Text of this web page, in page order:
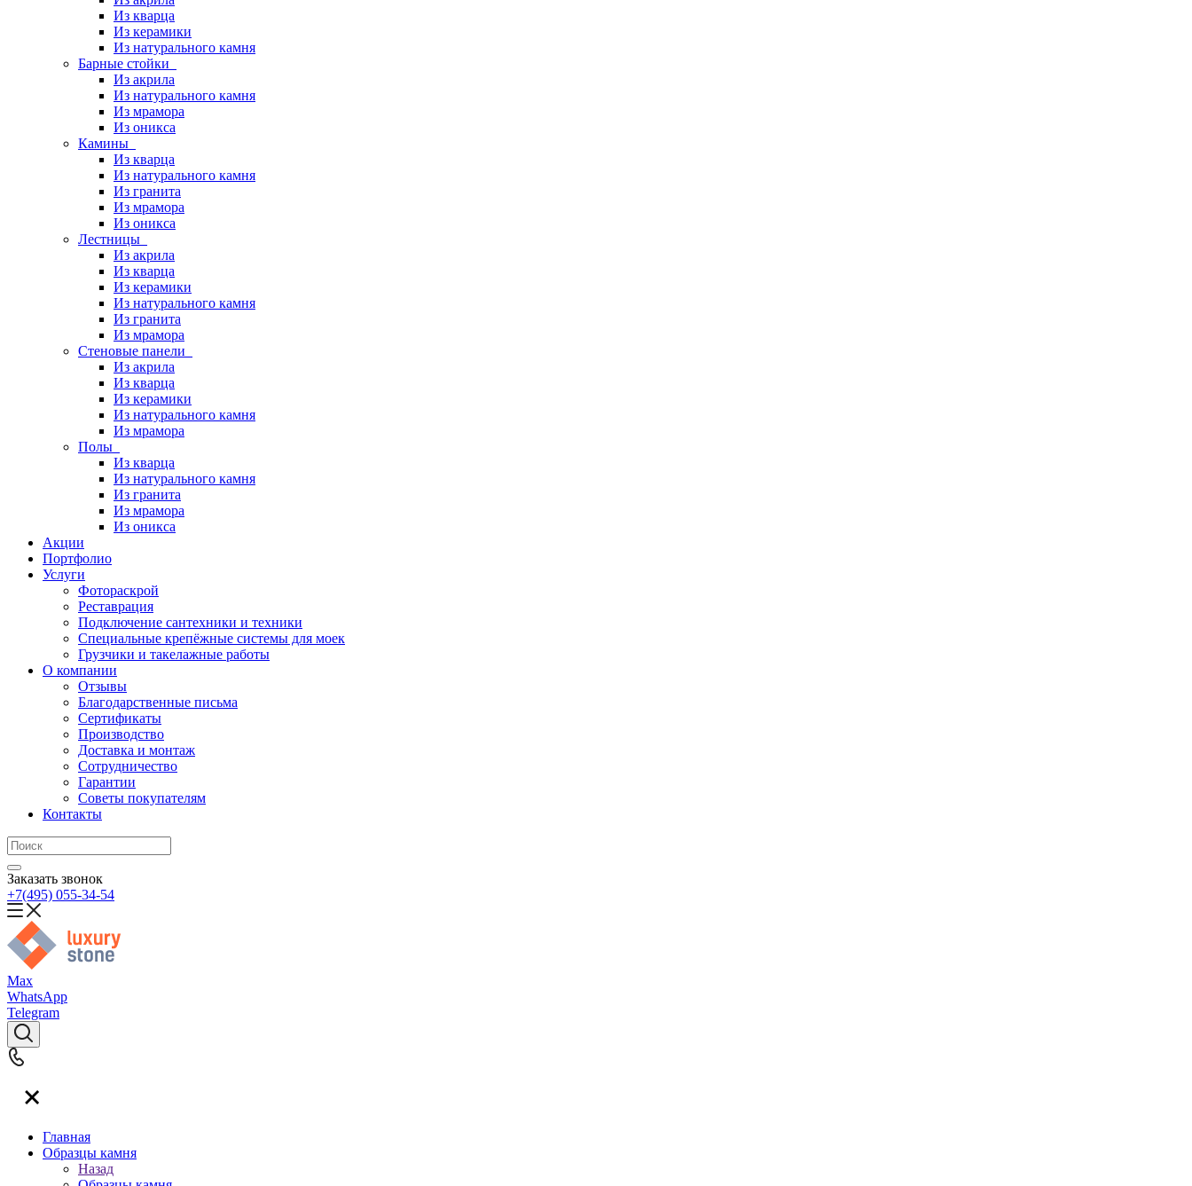
Из кварца
Из керамики
Из натурального камня
Барные стойки
Из акрила
Из натурального камня
Из мрамора
Из оникса
Камины
Из кварца
Из натурального камня
Из гранита
Из мрамора
Из оникса
Лестницы
Из акрила
Из кварца
Из керамики
Из натурального камня
Из гранита
Из мрамора
Стеновые панели
Из акрила
Из кварца
Из керамики
Из натурального камня
Из мрамора
Полы
Из кварца
Из натурального камня
Из гранита
Из мрамора
Из оникса
Акции
Портфолио
Услуги
Фотораскрой
Реставрация
Подключение сантехники и техники
Специальные крепёжные системы для моек
Грузчики и такелажные работы
О компании
Отзывы
Благодарственные письма
Сертификаты
Производство
Доставка и монтаж
Сотрудничество
Гарантии
Советы покупателям
Контакты
Заказать звонок
+7(495) 055-34-54
Max
WhatsApp
Telegram
Главная
Образцы камня
Назад